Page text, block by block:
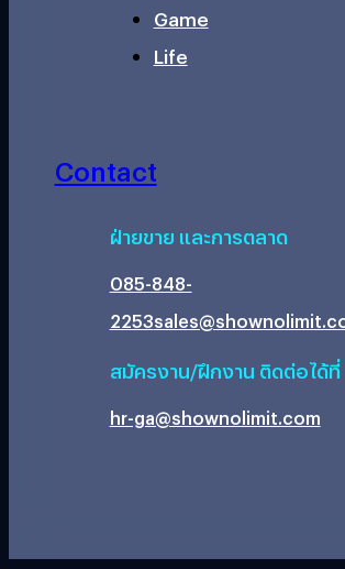
Game
Life
Contact
ฝ่ายขาย และการตลาด
085-848-
2253
สมัครงาน/ฝึกงาน ติดต่อได้ที่
hr-ga@shownolimit.com